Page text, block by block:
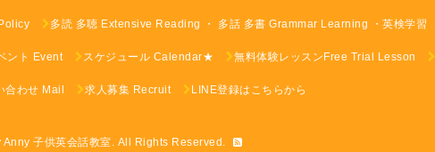
多読 多聴 Extensive Reading ・ 多話 多書 Grammar Learning ・英検学習
ント Event スケジュール Calendar★ 無料体験レッスンFree Trial Lesson
合わせ Mail 求人募集 Recruit LINE登録はこちらから
Anny 子供英会話教室. All Rights Reserved.